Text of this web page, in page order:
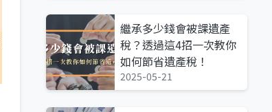
繼承多少錢會被課遺產
稅？透過這4招一次教你
如何節省遺產稅！
2025-05-21